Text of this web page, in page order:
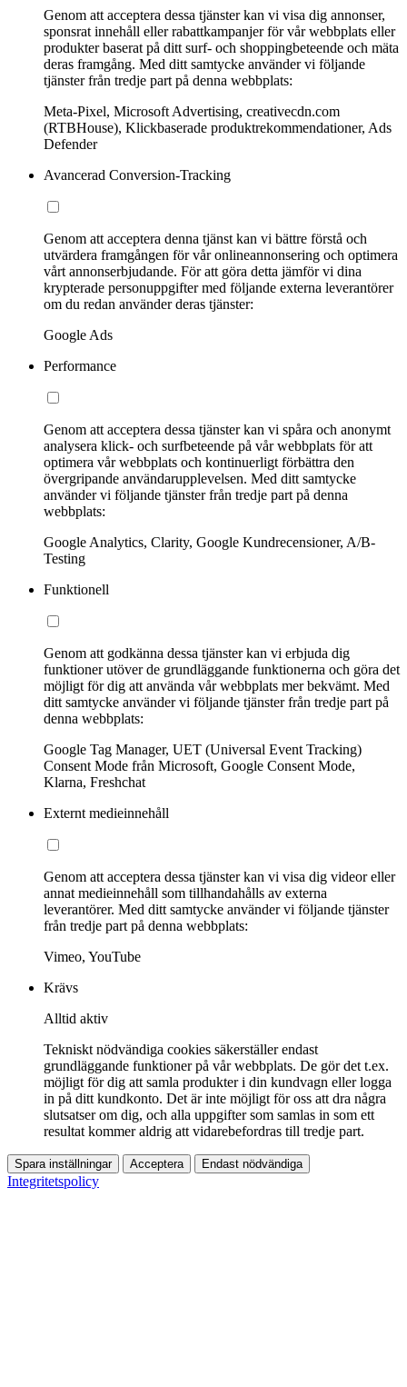
Genom att acceptera dessa tjänster kan vi visa dig annonser,
sponsrat innehåll eller rabattkampanjer för vår webbplats eller
produkter baserat på ditt surf- och shoppingbeteende och mäta
deras framgång. Med ditt samtycke använder vi följande
tjänster från tredje part på denna webbplats:
Meta-Pixel, Microsoft Advertising, creativecdn.com
(RTBHouse), Klickbaserade produktrekommendationer, Ads
Defender
Avancerad Conversion-Tracking
Genom att acceptera denna tjänst kan vi bättre förstå och
utvärdera framgången för vår onlineannonsering och optimera
vårt annonserbjudande. För att göra detta jämför vi dina
krypterade personuppgifter med följande externa leverantörer
om du redan använder deras tjänster:
Google Ads
Performance
Genom att acceptera dessa tjänster kan vi spåra och anonymt
analysera klick- och surfbeteende på vår webbplats för att
optimera vår webbplats och kontinuerligt förbättra den
övergripande användarupplevelsen. Med ditt samtycke
använder vi följande tjänster från tredje part på denna
webbplats:
Google Analytics, Clarity, Google Kundrecensioner, A/B-
Testing
Funktionell
Genom att godkänna dessa tjänster kan vi erbjuda dig
funktioner utöver de grundläggande funktionerna och göra det
möjligt för dig att använda vår webbplats mer bekvämt. Med
ditt samtycke använder vi följande tjänster från tredje part på
denna webbplats:
Google Tag Manager, UET (Universal Event Tracking)
Consent Mode från Microsoft, Google Consent Mode,
Klarna, Freshchat
Externt medieinnehåll
Genom att acceptera dessa tjänster kan vi visa dig videor eller
annat medieinnehåll som tillhandahålls av externa
leverantörer. Med ditt samtycke använder vi följande tjänster
från tredje part på denna webbplats:
Vimeo, YouTube
Krävs
Alltid aktiv
Tekniskt nödvändiga cookies säkerställer endast
grundläggande funktioner på vår webbplats. De gör det t.ex.
möjligt för dig att samla produkter i din kundvagn eller logga
in på ditt kundkonto. Det är inte möjligt för oss att dra några
slutsatser om dig, och alla uppgifter som samlas in som ett
resultat kommer aldrig att vidarebefordras till tredje part.
Spara inställningar Acceptera Endast nödvändiga
Integritetspolicy